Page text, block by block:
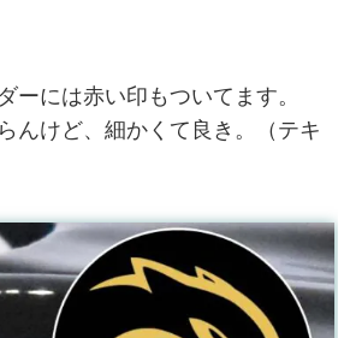
ーには赤い印もついてます。
んけど、細かくて良き。（テキ